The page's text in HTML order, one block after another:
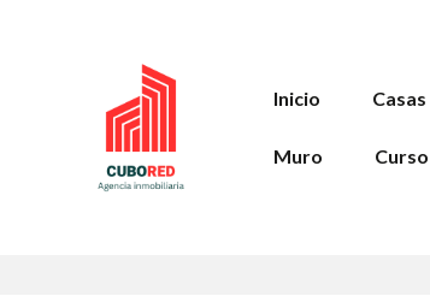
Inicio Casas
Muro